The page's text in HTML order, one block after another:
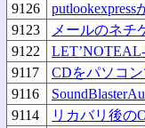
9126
9123
メールのネチ
9122
9117
CDをパソコ
9116
9114
リカバリ後の